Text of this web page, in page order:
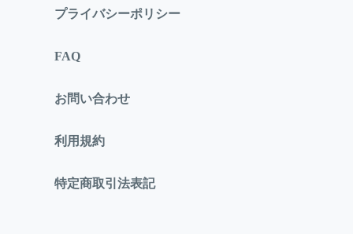
プライバシーポリシー
FAQ
お問い合わせ
利用規約
特定商取引法表記